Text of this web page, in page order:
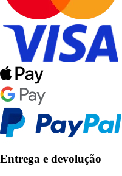
Entrega e devolução